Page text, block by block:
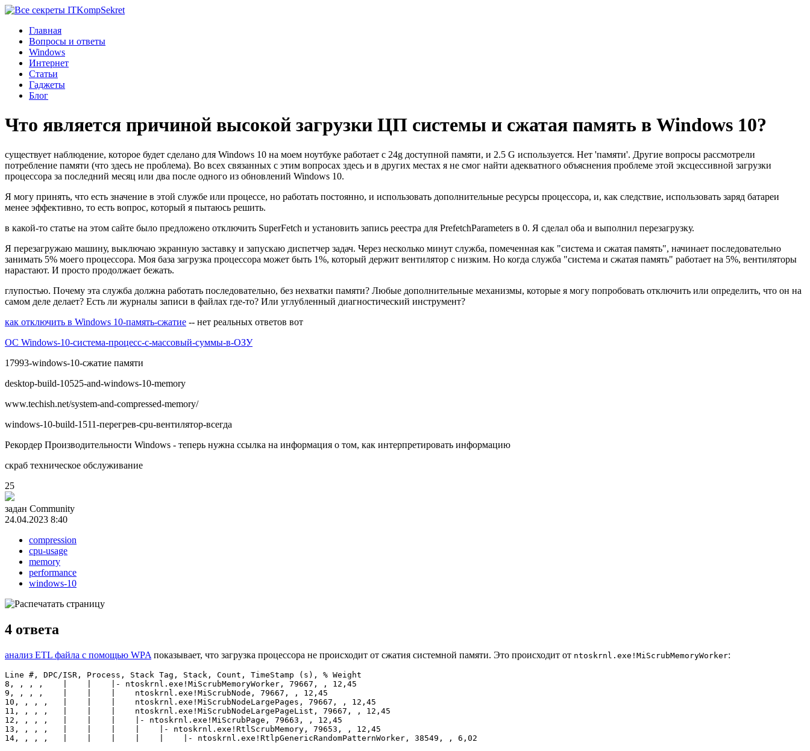
KompSekret
Главная
Вопросы и ответы
Windows
Интернет
Статьи
Гаджеты
Блог
Что является причиной высокой загрузки ЦП системы и сжатая память в Windows 10?
существует наблюдение, которое будет сделано для Windows 10 на моем ноутбуке работает с 24g доступной памяти, и 2.5 G используется. Нет 'памяти'. Другие вопросы рассмотрели
потребление памяти (что здесь не проблема). Во всех связанных с этим вопросах здесь и в других местах я не смог найти адекватного объяснения проблеме этой эксцессивной загрузки
процессора за последний месяц или два после одного из обновлений Windows 10.
Я могу принять, что есть значение в этой службе или процессе, но работать постоянно, и использовать дополнительные ресурсы процессора, и, как следствие, использовать заряд батареи
менее эффективно, то есть вопрос, который я пытаюсь решить.
в какой-то статье на этом сайте было предложено отключить SuperFetch и установить запись реестра для PrefetchParameters в 0. Я сделал оба и выполнил перезагрузку.
Я перезагружаю машину, выключаю экранную заставку и запускаю диспетчер задач. Через несколько минут служба, помеченная как "система и сжатая память", начинает последовательно
занимать 5% моего процессора. Моя база загрузка процессора может быть 1%, который держит вентилятор с низким. Но когда служба "система и сжатая память" работает на 5%, вентиляторы
нарастают. И просто продолжает бежать.
глупостью. Почему эта служба должна работать последовательно, без нехватки памяти? Любые дополнительные механизмы, которые я могу попробовать отключить или определить, что он на
самом деле делает? Есть ли журналы записи в файлах где-то? Или углубленный диагностический инструмент?
как отключить в Windows 10-память-сжатие -- нет реальных ответов вот
ОС Windows-10-система-процесс-с-массовый-суммы-в-ОЗУ
17993-windows-10-сжатие памяти
desktop-build-10525-and-windows-10-memory
www.techish.net/system-and-compressed-memory/
windows-10-build-1511-перегрев-cpu-вентилятор-всегда
Рекордер Производительности Windows - теперь нужна ссылка на информация о том, как интерпретировать информацию
скраб техническое обслуживание
25
задан Community
24.04.2023 8:40
compression
cpu-usage
memory
performance
windows-10
4 ответа
анализ ETL файла с помощью WPA показывает, что загрузка процессора не происходит от сжатия системной памяти. Это происходит от ntoskrnl.exe!MiScrubMemoryWorker:
Line #, DPC/ISR, Process, Stack Tag, Stack, Count, TimeStamp (s), % Weight
8, , , ,    |    |    |- ntoskrnl.exe!MiScrubMemoryWorker, 79667, , 12,45
9, , , ,    |    |    |    ntoskrnl.exe!MiScrubNode, 79667, , 12,45
10, , , ,   |    |    |    ntoskrnl.exe!MiScrubNodeLargePages, 79667, , 12,45
11, , , ,   |    |    |    ntoskrnl.exe!MiScrubNodeLargePageList, 79667, , 12,45
12, , , ,   |    |    |    |- ntoskrnl.exe!MiScrubPage, 79663, , 12,45
13, , , ,   |    |    |    |    |- ntoskrnl.exe!RtlScrubMemory, 79653, , 12,45